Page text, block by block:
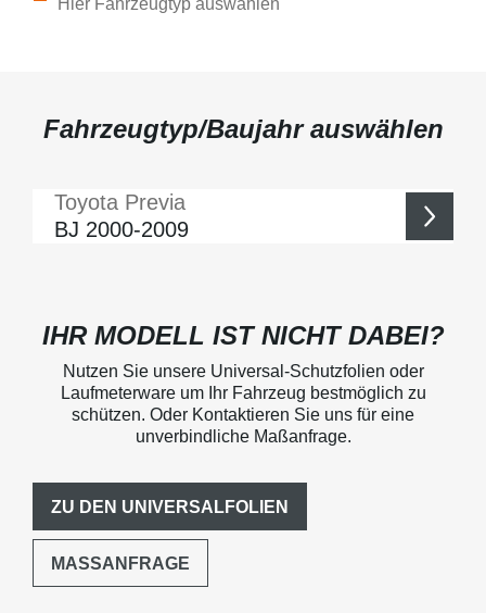
Hier Fahrzeugtyp auswählen
Fahrzeugtyp/Baujahr auswählen
Toyota Previa
BJ 2000-2009
IHR MODELL IST NICHT DABEI?
Nutzen Sie unsere Universal-Schutzfolien oder
Laufmeterware um Ihr Fahrzeug bestmöglich zu
schützen. Oder Kontaktieren Sie uns für eine
unverbindliche Maßanfrage.
ZU DEN UNIVERSALFOLIEN
MASSANFRAGE